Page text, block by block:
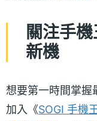
關注手
新機
想要第一時間掌握
加入《SOGI 手機